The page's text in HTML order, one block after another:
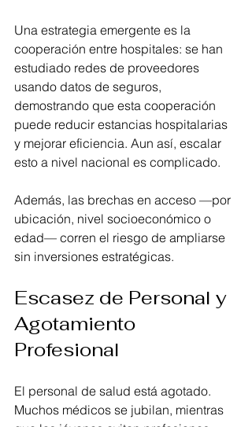
Una estrategia emergente es la
cooperación entre hospitales: se han
estudiado redes de proveedores
usando datos de seguros,
demostrando que esta cooperación
puede reducir estancias hospitalarias
y mejorar eficiencia. Aun así, escalar
esto a nivel nacional es complicado.
Además, las brechas en acceso —por
ubicación, nivel socioeconómico o
edad— corren el riesgo de ampliarse
sin inversiones estratégicas.
Escasez de Personal y
Agotamiento
Profesional
El personal de salud está agotado.
Muchos médicos se jubilan, mientras